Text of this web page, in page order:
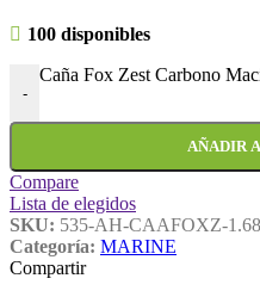
100 disponibles
-
Caña Fox Zest Carbono
AÑADIR
Compare
Lista de elegidos
SKU: 535-AH-CAAFOXZ-
Categoría: MARINE
Compartir